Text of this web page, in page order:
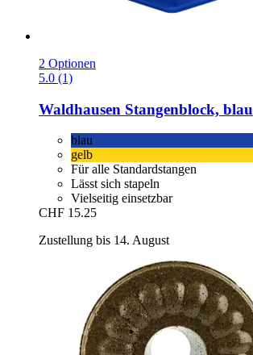
2 Optionen
5.0 (1)
Waldhausen Stangenblock, blau
blau
gelb
Für alle Standardstangen
Lässt sich stapeln
Vielseitig einsetzbar
CHF 15.25
Zustellung bis 14. August